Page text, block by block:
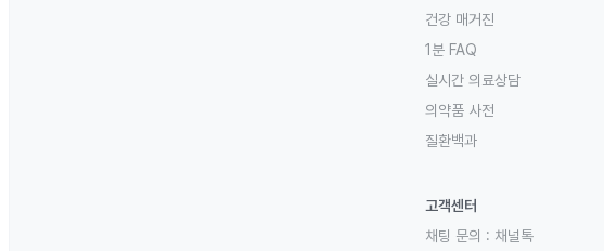
건강 매거진
1분 FAQ
실시간 의료상담
의약품 사전
질환백과
고객센터
채팅 문의 : 채널톡